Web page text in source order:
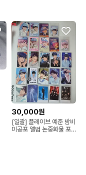
30,000원
[일괄] 플레이브 예준 밤비
미공포 앨범 논중화물 포